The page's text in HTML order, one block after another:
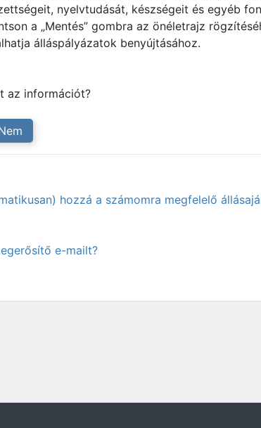
nyelvtudását, készségeit és egyéb
a „Mentés” gombra az önéletrajz
álláspályázatok benyújtásához.
az információt?
hozzá a számomra megfelelő
e-mailt?